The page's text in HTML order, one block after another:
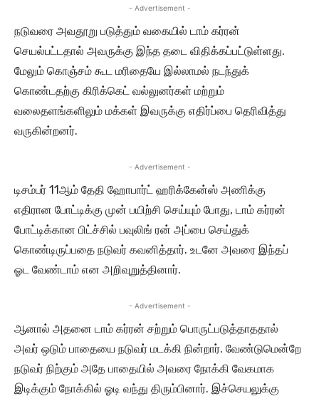
- Advertisement -
நடுவரை அவதூறு படுத்தும் வகையில் டாம் கர்ரன்
செயல்பட்டதால் அவருக்கு இந்த தடை விதிக்கப்பட்டுள்ளது.
மேலும் கொஞ்சம் கூட மரிதையே இல்லாமல் நடந்துக்
கொண்டதற்கு கிரிக்கெட் வல்லுனர்கள் மற்றும்
வலைதளங்களிலும் மக்கள் இவருக்கு எதிர்ப்பை தெரிவித்து
வருகின்றனர்.
- Advertisement -
டிசம்பர் 11ஆம் தேதி ஹோபார்ட் ஹரிக்கேன்ஸ் அணிக்கு
எதிரான போட்டிக்கு முன் பயிற்சி செய்யும் போது, டாம் கர்ரன்
போட்டிக்கான பிட்ச்சில் பவுலிங் ரன் அப்பை செய்துக்
கொண்டிருப்பதை நடுவர் கவனித்தார். உடனே அவரை இந்தப்
ஓட வேண்டாம் என அறிவுறுத்தினார்.
- Advertisement -
ஆனால் அதனை டாம் கர்ரன் சற்றும் பொருட்படுத்தாததால்
அவர் ஒடும் பாதையை நடுவர் மடக்கி நின்றார். வேண்டுமென்றே
நடுவர் நிற்கும் அதே பாதையில் அவரை நோக்கி வேகமாக
இடிக்கும் நோக்கில் ஓடி வந்து திரும்பினார். இச்செயலுக்கு